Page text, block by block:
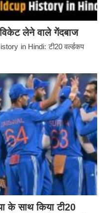
लेने वाले गेंदबाज
in Hindi: टी20 वर्ल्डकप
के साथ किया टी20